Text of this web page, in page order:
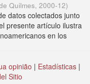
Quilmes, 2000-12)
datos colectados junto
presente artículo ilustra
en los
opinião | Estadísticas|
Sitio